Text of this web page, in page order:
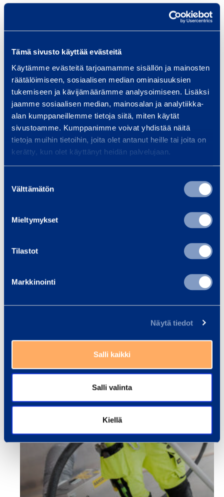
Tämä sivusto käyttää evästeitä
Käytämme evästeitä tarjoamamme sisällön ja mainosten
räätälöimiseen, sosiaalisen median ominaisuuksien
tukemiseen ja kävijämäärämme analysoimiseen. Lisäksi
jaamme sosiaalisen median, mainosalan ja analytiikka-
alan kumppaneillemme tietoja siitä, miten käytät
sivustoamme. Kumppanimme voivat yhdistää näitä
tietoja muihin tietoihin, joita olet antanut heille tai joita on
kerätty, kun olet käyttänyt heidän palvelujaan.
valinta
Välttämätön
Mieltymykset
Tilastot
Markkinointi
Näytä tiedot
Salli kaikki
Salli valinta
Kiellä
Traffic safety and
construction equipment and
services, whether your project is
a bridge, tunnel, railway…
Read more
and
Trainings
View all trainings